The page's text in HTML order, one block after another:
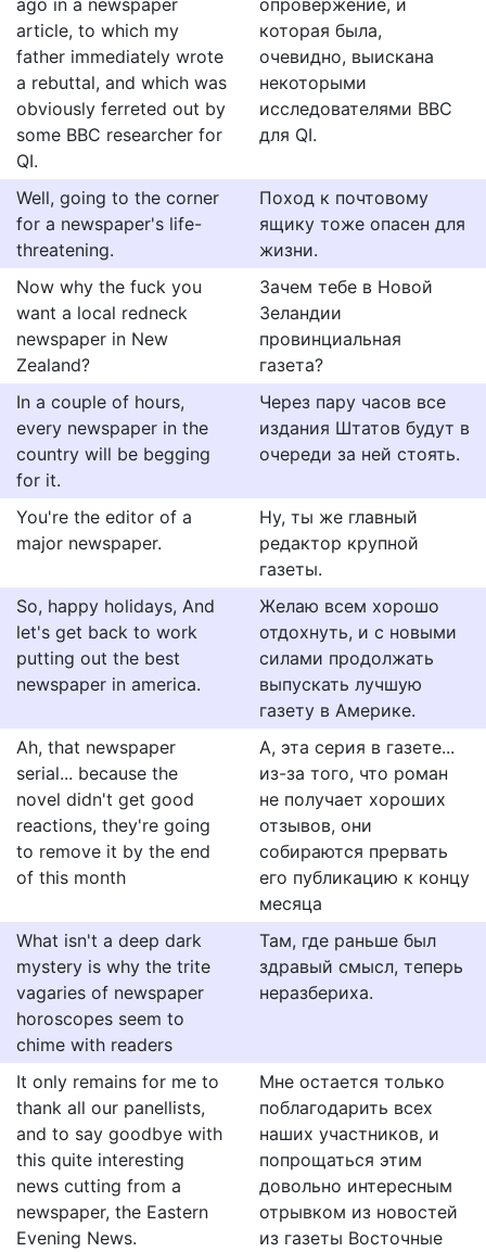
ago in a newspaper
article, to which my
father immediately wrote
a rebuttal, and which was
obviously ferreted out by
some BBC researcher for
QI.
опровержение, и
которая была,
очевидно, выискана
некоторыми
исследователями BBC
для QI.
Well, going to the corner
for a newspaper's life-
threatening.
Поход к почтовому
ящику тоже опасен для
жизни.
Now why the fuck you
want a local redneck
newspaper in New
Zealand?
Зачем тебе в Новой
Зеландии
провинциальная
газета?
In a couple of hours,
every newspaper in the
country will be begging
for it.
Через пару часов все
издания Штатов будут в
очереди за ней стоять.
You're the editor of a
major newspaper.
Ну, ты же главный
редактор крупной
газеты.
So, happy holidays, And
let's get back to work
putting out the best
newspaper in america.
Желаю всем хорошо
отдохнуть, и с новыми
силами продолжать
выпускать лучшую
газету в Америке.
Ah, that newspaper
serial... because the
novel didn't get good
reactions, they're going
to remove it by the end
of this month
A, эта серия в газете...
из-за того, что роман
не получает хороших
отзывов, они
собираются прервать
его публикацию к концу
месяца
What isn't a deep dark
mystery is why the trite
vagaries of newspaper
horoscopes seem to
chime with readers
Там, где раньше был
здравый смысл, теперь
неразбериха.
It only remains for me to
thank all our panellists,
and to say goodbye with
this quite interesting
news cutting from a
newspaper, the Eastern
Evening News.
Мне остается только
поблагодарить всех
наших участников, и
попрощаться этим
довольно интересным
отрывком из новостей
из газеты Восточные